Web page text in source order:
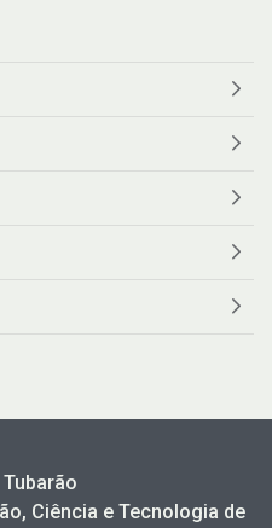
Ciência e Tecnologia de